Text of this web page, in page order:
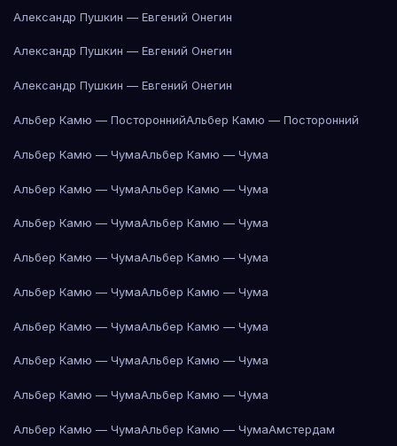
Александр Пушкин — Евгений Онегин
Александр Пушкин — Евгений Онегин
Александр Пушкин — Евгений Онегин
Альбер Камю — ПостороннийАльбер Камю — Посторонний
Альбер Камю — ЧумаАльбер Камю — Чума
Альбер Камю — ЧумаАльбер Камю — Чума
Альбер Камю — ЧумаАльбер Камю — Чума
Альбер Камю — ЧумаАльбер Камю — Чума
Альбер Камю — ЧумаАльбер Камю — Чума
Альбер Камю — ЧумаАльбер Камю — Чума
Альбер Камю — ЧумаАльбер Камю — Чума
Альбер Камю — ЧумаАльбер Камю — Чума
Альбер Камю — ЧумаАльбер Камю — ЧумаАмстердам